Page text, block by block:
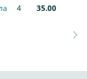
4 35.00